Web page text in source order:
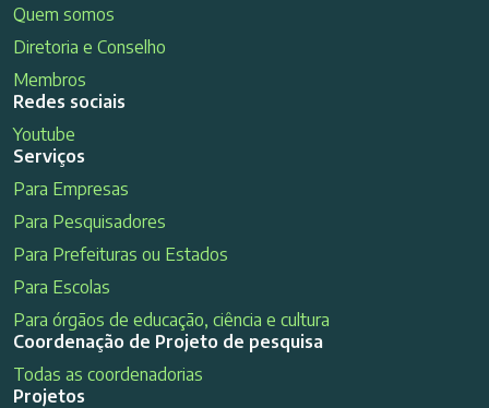
Quem somos
Diretoria e Conselho
Membros
Redes sociais
Youtube
Serviços
Para Empresas
Para Pesquisadores
Para Prefeituras ou Estados
Para Escolas
Para órgãos de educação, ciência e cultura
Coordenação de Projeto de pesquisa
Todas as coordenadorias
Projetos